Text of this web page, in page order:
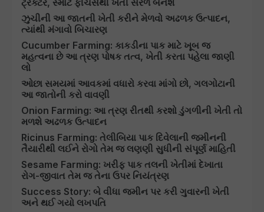
ટ્રેક્ટર, સ્માર્ટ ફીચર્સથી ખેતી સરળ બનશે
ઝુચીની આ જાતની ખેતી કરીને મેળવો અઢળક ઉત્પાદન,
ત્યાંથી મંગાવો બિચારણ
Cucumber Farming: કાકડીના પાક માટે ખૂબ જ
મહત્વના છે આ ત્રણ પોષક તત્વ, ખેતી કરતા પહેલા જાણી
લો
ઓછા સમયમાં આવકમાં વધારો કરવા માંગો છો, ગલગોટાની
આ જાતોની કરો વાવણી
Onion Farming: આ ત્રણ રીતથી કરશો ડુંગળીની ખેતી તો
મળશે અઢળક ઉત્પાદન
Ricinus Farming: તેલીબિયા પાક દિવેલાની જમીનની
તૈયારીથી લઈને રોગો તેમ જ લણણી સુધીની સંપૂર્ણ માહિતી
Sesame Farming: ખરીફ પાક તલની ખેતીમાં દેખાતા
રોગ-જીવાત તેમ જ તેના ઉપર નિયંત્રણ
Success Story: બે વીધા જમીન પર કરી ગુવારની ખેતી
અને થઈ ગયો લખપતિ